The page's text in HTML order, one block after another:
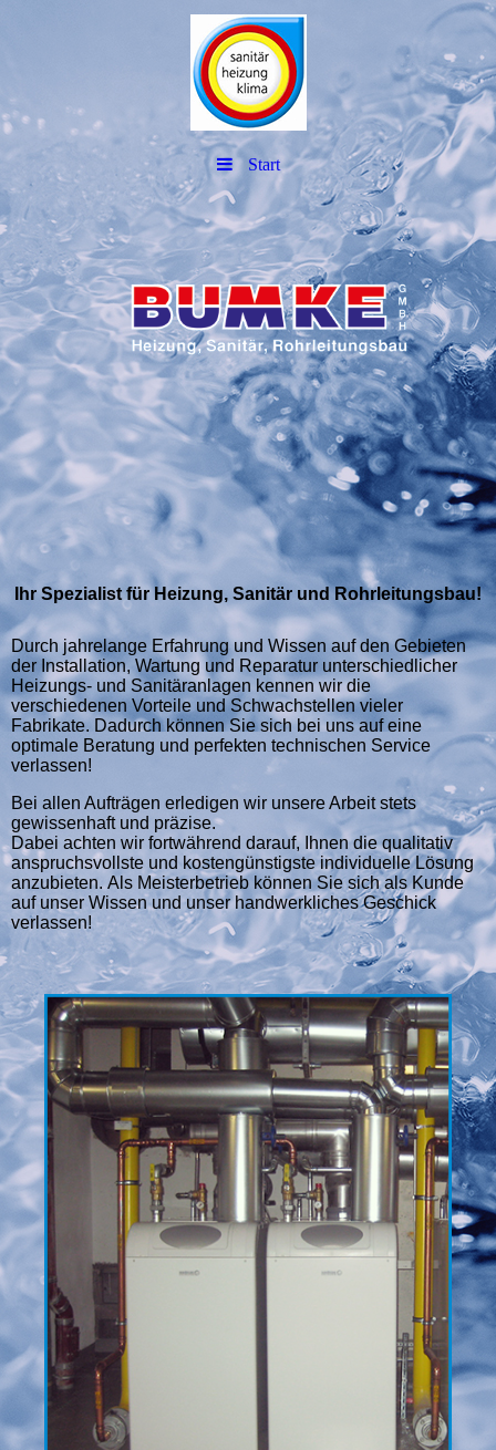
Start
Ihr Spezialist für Heizung, Sanitär und Rohrleitungsbau!
Durch jahrelange Erfahrung und Wissen auf den Gebieten
der Installation, Wartung und Reparatur unterschiedlicher
Heizungs- und Sanitäranlagen kennen wir die
verschiedenen Vorteile und Schwach­stellen vieler
Fabrikate. Dadurch können Sie sich bei uns auf eine
optimale Beratung und perfekten technischen Service
verlassen!
Bei allen Aufträgen erledigen wir unsere Arbeit stets
gewissenhaft und präzise.
Dabei achten wir fort­während darauf, Ihnen die qualitativ
anspruchs­vollste und kostengünstigste individuelle Lösung
anzubieten. Als Meisterbetrieb können Sie sich als Kunde
auf unser Wissen und unser handwerkliches Geschick
verlassen!